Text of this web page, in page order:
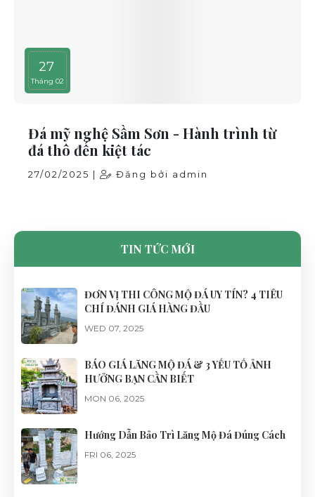
27
Tháng 02
Đá mỹ nghệ Sầm Sơn - Hành trình từ
đá thô đến kiệt tác
27/02/2025 | Đăng bởi admin
TIN TỨC MỚI
ĐƠN VỊ THI CÔNG MỘ ĐÁ UY TÍN? 4 TIÊU
CHÍ ĐÁNH GIÁ HÀNG ĐẦU
WED 07, 2025
BÁO GIÁ LĂNG MỘ ĐÁ & 3 YẾU TỐ ẢNH
HƯỞNG BẠN CẦN BIẾT
MON 06, 2025
Hướng Dẫn Bảo Trì Lăng Mộ Đá Đúng Cách
FRI 06, 2025